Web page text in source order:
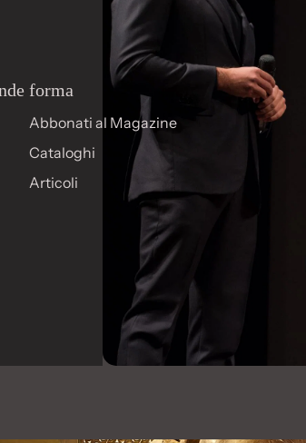
Abbonati al Magazine
Cataloghi
Articoli
forma